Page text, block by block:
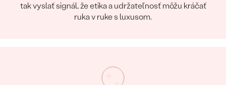
tak vyslať signál, že etika a udržateľnosť môžu kráčať
ruka v ruke s luxusom.